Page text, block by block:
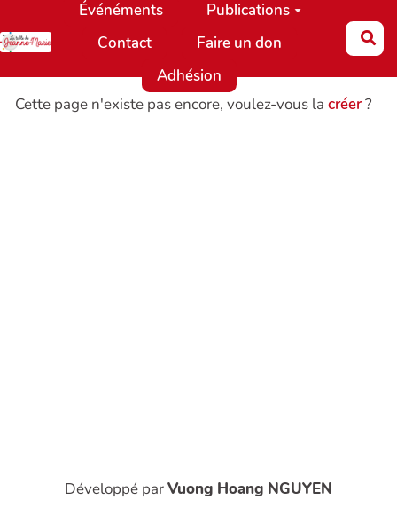
Aller au contenu principal
Événéments
Publications
Contact
Faire un don
Adhésion
Cette page n'existe pas encore, voulez-vous la créer?
Développé parVuong Hoang NGUYEN